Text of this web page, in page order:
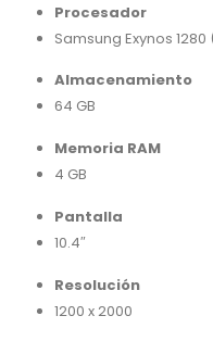
Procesador
Samsung Exynos
Almacenamiento
64 GB
Memoria RAM
4 GB
Pantalla
10.4″
Resolución
1200 x 2000